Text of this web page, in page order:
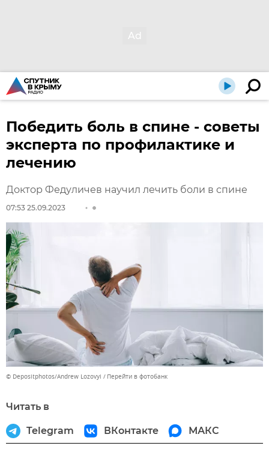
Победить боль в спине - советы
эксперта по профилактике и
лечению
Доктор Федуличев научил лечить боли в спине
07:53 25.09.2023
© Depositphotos/Andrew Lozovyi Перейти в фотобанк
Читать в
Telegram ВКонтакте МАКС